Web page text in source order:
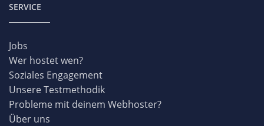
SERVICE
Jobs
Wer hostet wen?
Soziales Engagement
Unsere Testmethodik
Probleme mit deinem Webhoster?
Über uns